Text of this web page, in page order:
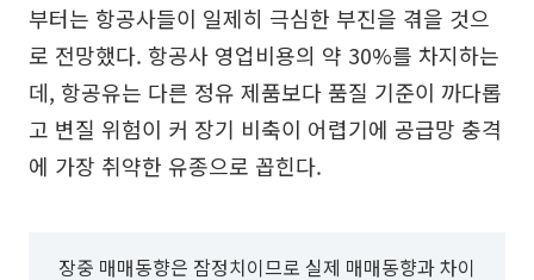
부터는 항공사들이 일제히 극심한 부진을 겪을 것으
로 전망했다. 항공사 영업비용의 약 30%를 차지하는
데, 항공유는 다른 정유 제품보다 품질 기준이 까다롭
고 변질 위험이 커 장기 비축이 어렵기에 공급망 충격
에 가장 취약한 유종으로 꼽힌다.
장중 매매동향은 잠정치이므로 실제 매매동향과 차이